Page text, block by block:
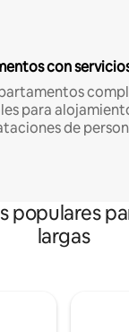
con
para
de
populares
largas